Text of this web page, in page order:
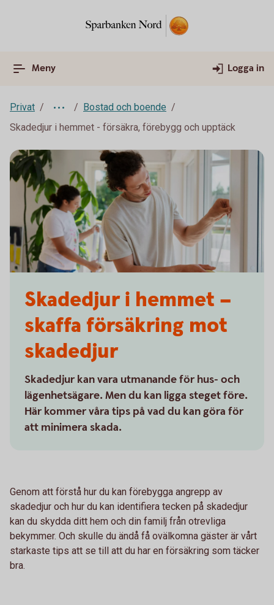
Meny Logga in
Privat
Bostad och boende
Skadedjur i hemmet - försäkra, förebygg och upptäck
Skadedjur i hemmet –
skaffa försäkring mot
skadedjur
Skadedjur kan vara utmanande för hus- och
lägenhetsägare. Men du kan ligga steget före.
Här kommer våra tips på vad du kan göra för
att minimera skada.
Genom att förstå hur du kan förebygga angrepp av
skadedjur och hur du kan identifiera tecken på skadedjur
kan du skydda ditt hem och din familj från otrevliga
bekymmer. Och skulle du ändå få ovälkomna gäster är vårt
starkaste tips att se till att du har en försäkring som täcker
bra.